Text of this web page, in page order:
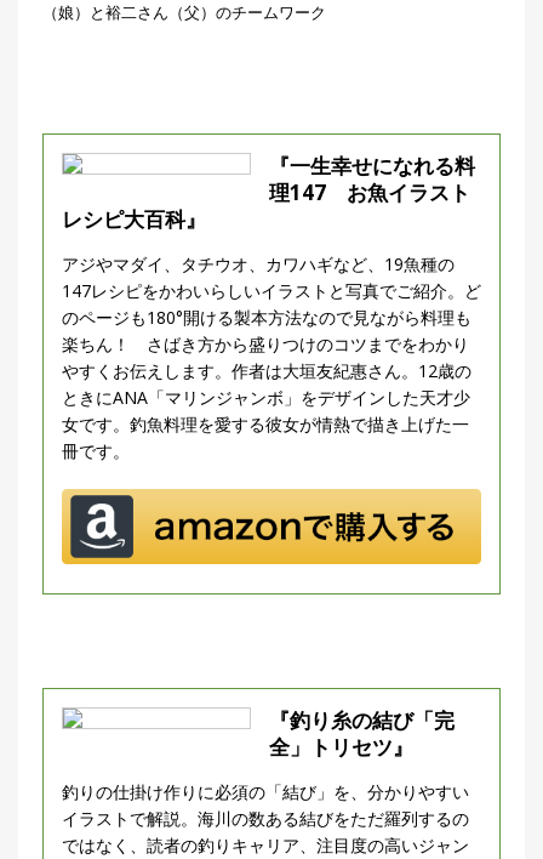
（娘）と裕二さん（父）のチームワーク
『一生幸せになれる料
理147 お魚イラスト
レシピ大百科』
アジやマダイ、タチウオ、カワハギなど、19魚種の
147レシピをかわいらしいイラストと写真でご紹介。ど
のページも180°開ける製本方法なので見ながら料理も
楽ちん！ さばき方から盛りつけのコツまでをわかり
やすくお伝えします。作者は大垣友紀惠さん。12歳の
ときにANA「マリンジャンボ」をデザインした天才少
女です。釣魚料理を愛する彼女が情熱で描き上げた一
冊です。
『釣り糸の結び「完
全」トリセツ』
釣りの仕掛け作りに必須の「結び」を、分かりやすい
イラストで解説。海川の数ある結びをただ羅列するの
ではなく、読者の釣りキャリア、注目度の高いジャン